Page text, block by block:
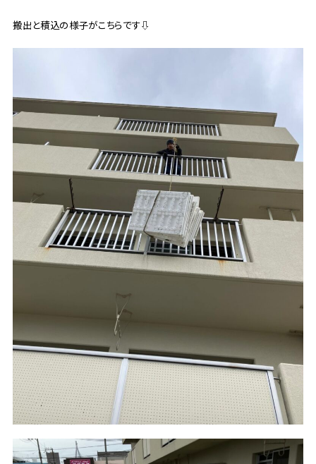
搬出と積込の様子がこちらです⇩